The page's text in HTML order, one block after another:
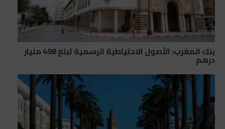
بنك المغرب: الأصول الاحتياطية الرسمية تبلغ 498 مليار
درهم